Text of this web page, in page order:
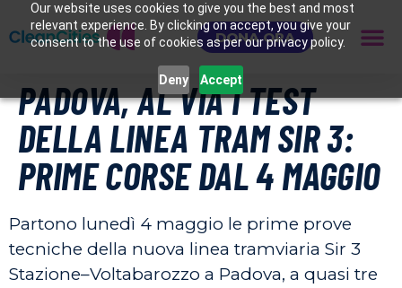
Our website uses cookies to give you the best and most
relevant experience. By clicking on accept, you give your
consent to the use of cookies as per our privacy policy.
Deny Accept
DONA ORA
PADOVA, AL VIA I TEST
DELLA LINEA TRAM SIR 3:
PRIME CORSE DAL 4 MAGGIO
Partono lunedì 4 maggio le prime prove
tecniche della nuova linea tramviaria Sir 3
Stazione–Voltabarozzo a Padova, a quasi tre